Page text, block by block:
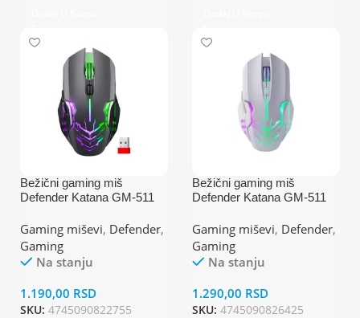
Bežični gaming miš
Defender Katana GM-511
Gaming miševi, Defender,
Gaming
Na stanju
1.190,00 RSD
SKU: 4745090822755
Bežični gaming miš
Defender Katana GM-511
Gaming miševi, Defender,
Gaming
Na stanju
1.290,00 RSD
SKU: 4745090826425